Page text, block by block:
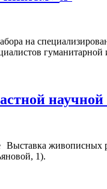
на
научной
Выставка живописных
1).